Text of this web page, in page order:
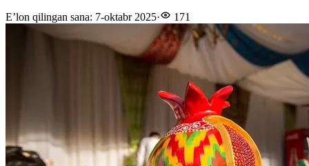
E’lon qilingan sana: 7-oktabr 2025· 171